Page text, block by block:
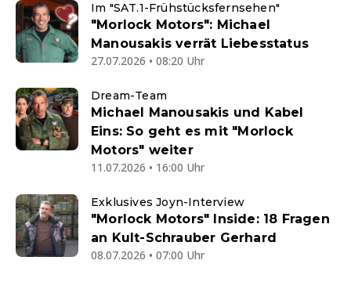
Im "SAT.1-Frühstücksfernsehen"
"Morlock Motors": Michael
Manousakis verrät Liebesstatus
27.07.2026 • 08:20 Uhr
Dream-Team
Michael Manousakis und Kabel
Eins: So geht es mit "Morlock
Motors" weiter
11.07.2026 • 16:00 Uhr
Exklusives Joyn-Interview
"Morlock Motors" Inside: 18 Fragen
an Kult-Schrauber Gerhard
08.07.2026 • 07:00 Uhr